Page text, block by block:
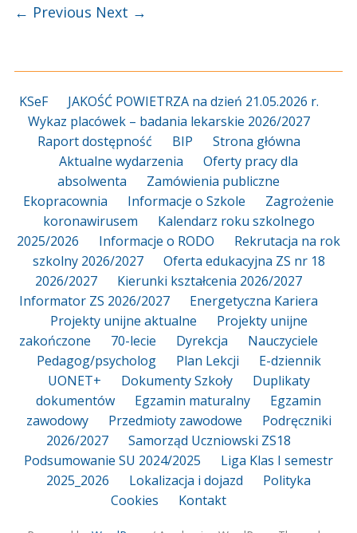
← Previous Next →
KSeF
JAKOŚĆ POWIETRZA na dzień 21.05.2026 r.
Wykaz placówek – badania lekarskie 2026/2027
Raport dostępność
BIP
Strona główna
Aktualne wydarzenia
Oferty pracy dla
absolwenta
Zamówienia publiczne
Ekopracownia
Informacje o Szkole
Zagrożenie
koronawirusem
Kalendarz roku szkolnego
2025/2026
Informacje o RODO
Rekrutacja na rok
szkolny 2026/2027
Oferta edukacyjna ZS nr 18
2026/2027
Kierunki kształcenia 2026/2027
Informator ZS 2026/2027
Energetyczna Kariera
Projekty unijne aktualne
Projekty unijne
zakończone
70-lecie Dyrekcja
Nauczyciele
Pedagog/psycholog
Plan Lekcji
E-dziennik
UONET+
Dokumenty Szkoły
Duplikaty
dokumentów
Egzamin maturalny
Egzamin
zawodowy
Przedmioty zawodowe
Podręczniki
2026/2027
Samorząd Uczniowski ZS18
Podsumowanie SU 2024/2025
Liga Klas I semestr
2025_2026
Lokalizacja i dojazd
Polityka
Cookies
Kontakt